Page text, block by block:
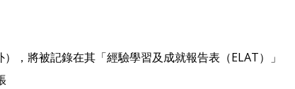
，將被記錄在其「經驗學習及成就報告表（ELAT）」